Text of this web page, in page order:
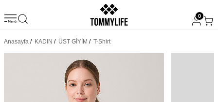
0
Anasayfa / KADIN / ÜST GİYİM / T-Shirt